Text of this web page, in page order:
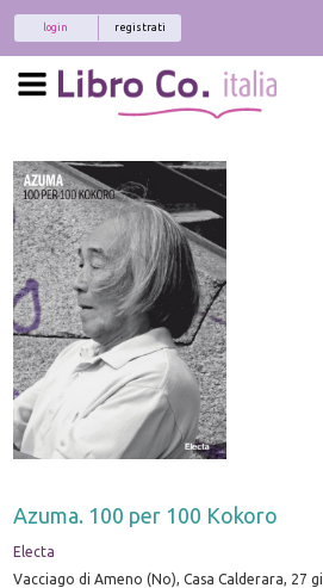
registrati
login
Azuma. 100 per 100 Kokoro
Electa
Vacciago di Ameno (No), Casa Calderara, 27